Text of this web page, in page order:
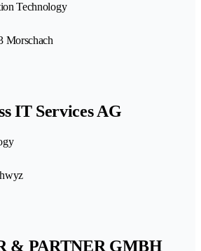
Technology
Morschach
IT Services AG
& PARTNER GMBH